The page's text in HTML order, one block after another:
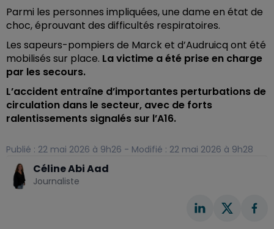
Parmi les personnes impliquées, une dame en état de
choc, éprouvant des difficultés respiratoires.
Les sapeurs-pompiers de Marck et d’Audruicq ont été
mobilisés sur place. La victime a été prise en charge
par les secours.
L’accident entraîne d’importantes perturbations de
circulation dans le secteur, avec de forts
ralentissements signalés sur l’A16.
Publié : 22 mai 2026 à 9h26 - Modifié : 22 mai 2026 à 9h28
Céline Abi Aad
Journaliste